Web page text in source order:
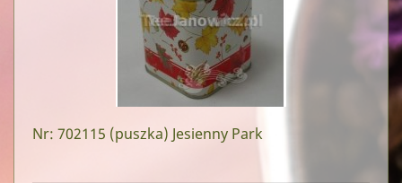
Nr: 702115 (puszka) Jesienny Park